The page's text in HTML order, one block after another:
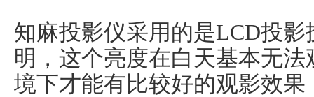
知麻投影仪采用的是LCD投
明，这个亮度在白天基本无
境下才能有比较好的观影效果